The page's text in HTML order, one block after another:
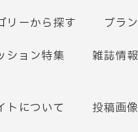
リーから探す
ブラ
ション特集 雑誌情報
トについて 投稿画